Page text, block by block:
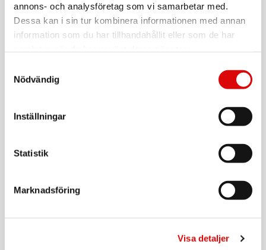
annons- och analysföretag som vi samarbetar med.
Dessa kan i sin tur kombinera informationen med annan
information som du har tillhandahållit eller som de har
Nödvändig
Inställningar
Statistik
Marknadsföring
Visa detaljer
Kollektion
Mobilhållare Auto-release
Rek: 199,00 kr